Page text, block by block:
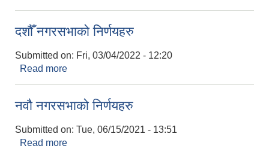
दशौँ नगरसभाको निर्णयहरु
Submitted on: Fri, 03/04/2022 - 12:20
Read more
नवौ नगरसभाको निर्णयहरु
Submitted on: Tue, 06/15/2021 - 13:51
Read more